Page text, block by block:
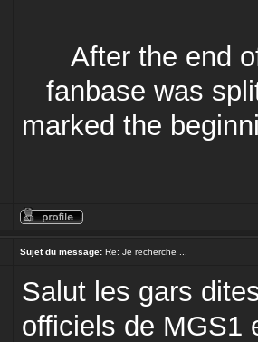
After the end
fanbase was
marked the
Sujet du message: Re: Je recherche ...
Salut les gars
officiels de MGS1